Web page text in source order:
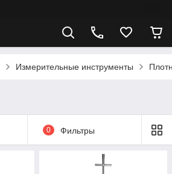
Измерительные инструменты
0 Фильтры